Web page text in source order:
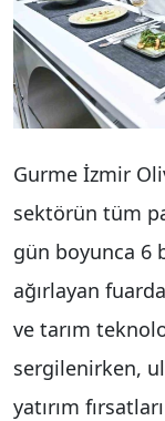
Gurme İzmir
sektörün tüm
gün boyunca 6
ağırlayan
ve tarım
sergilenirken,
yatırım